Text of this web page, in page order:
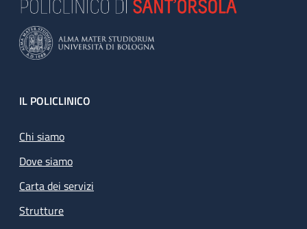
Footer
IL POLICLINICO
Chi siamo
Dove siamo
Carta dei servizi
Strutture